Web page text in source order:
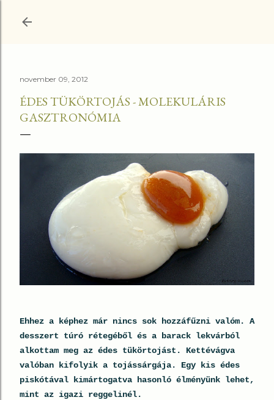
november 09, 2012
ÉDES TÜKÖRTOJÁS - MOLEKULÁRIS
GASZTRONÓMIA
Ehhez a képhez már nincs sok hozzáfűzni valóm. A
desszert túró rétegéből és a barack lekvárból
alkottam meg az édes tükörtojást. Kettévágva
valóban kifolyik a tojássárgája. Egy kis édes
piskótával kimártogatva hasonló élményünk lehet,
mint az igazi reggelinél.